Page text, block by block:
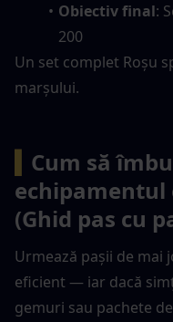
Obiectiv final:
200
Un set complet Roșu
marșului.
Cum să
(Ghid pas cu
Urmează pașii de mai
eficient — iar dacă
gemuri sau pachete